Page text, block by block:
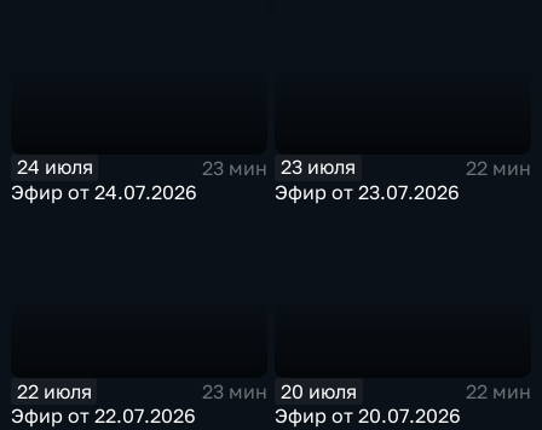
24 июля
23 мин
Эфир от 24.07.2026
23 июля
22 мин
Эфир от 23.07.2026
22 июля
23 мин
Эфир от 22.07.2026
20 июля
22 мин
Эфир от 20.07.2026